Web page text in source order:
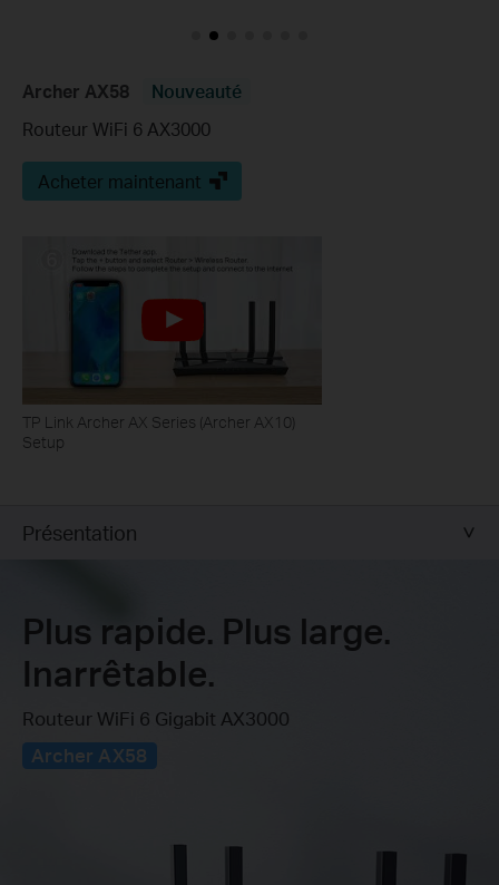
Archer AX58
Nouveauté
Routeur WiFi 6 AX3000
Acheter maintenant
TP Link Archer AX Series (Archer AX10)
Setup
Présentation
Plus rapide. Plus large.
Inarrêtable.
Routeur WiFi 6 Gigabit AX3000
Archer AX58